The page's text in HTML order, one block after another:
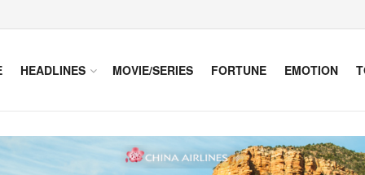
HEADLINES MOVIE/SERIES FORTUNE EMOTION